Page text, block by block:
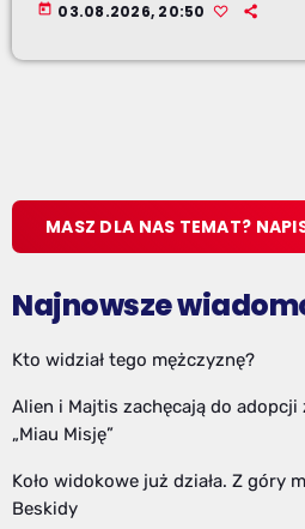
today 03.08.2026, 20:50
MASZ DLA NAS TEMAT?
Najnowsze
Kto widział tego mężczyznę?
Alien i Majtis zachęcają do
„Miau Misję”
Koło widokowe już działa. Z góry
Beskidy